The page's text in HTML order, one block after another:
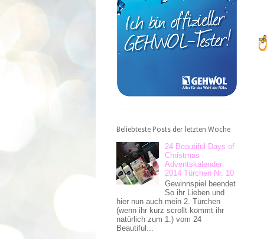
Beliebteste Posts der letzten Woche
24 Beautiful Days of
Christmas
Adventskalender
2014 Türchen Nr. 10
Gewinnspiel beendet
So ihr Lieben und
hier nun auch mein 2. Türchen
(wenn ihr kurz scrollt kommt ihr
natürlich zum 1.) vom 24
Beautiful...